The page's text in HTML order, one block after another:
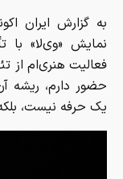
به گزارش ایران
نمایش «وی‌لا» با
فعالیت هنری‌ام از
حضور دارم، ریشه
یک حرفه نیست،